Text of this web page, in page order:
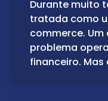
Durante muito
tratada como
commerce. Um
problema
financeiro. Mas